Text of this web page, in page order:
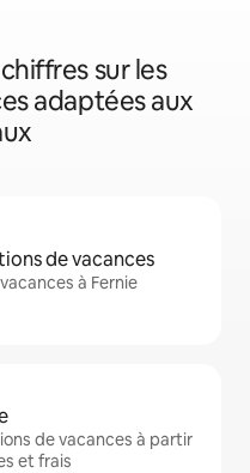
sur les
adaptées aux
de vacances
à Fernie
de vacances à partir
et frais